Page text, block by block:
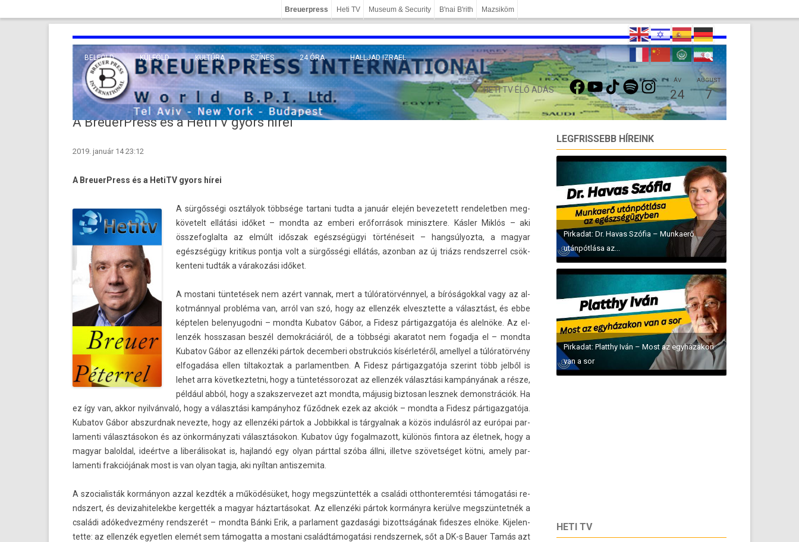
Breuerpress Heti TV Museum & Security B'nai B'rith Mazsiköm
BELFÖLD KÜLFÖLD
EURÓPA
KÖZEL-KELET
TENGERENTÚL
KULTÚRA
TUDOMÁNY
VALLÁS
SZÍNES 24 ÓRA HALLJAD IZRAEL
HETI TV ÉLŐ ADÁS
FACEBOOKYOUTUBETIKTOKSPOTIFYINSTAGRAMÁV
24
AUGUST
7
A BreuerPress és a HetiTV gyors hírei
2019. január 14 23:12
A BreuerPress és a HetiTV gyors hírei
A sürgősségi osztályok többsége tar­tani tudta a január elején be­vezetett re­ndeletb­en meg­
követelt ellátási időket – mondta az em­beri erőforrások minisztere. Kásler Miklós – aki
összefog­lalta az elmúlt időszak egészségügyi történéseit – han­gsúlyoz­ta, a magyar
egészségügy kritikus pontja volt a sürgősségi ellátás, azon­ban az új triázs re­ndszer­rel csök­
kenteni tudták a várakozási időket.
A mos­tani tüntetések nem azért van­nak, mert a túlóratörvénnyel, a bíróságokk­al vagy az al­
kot­mánny­al probléma van, arról van szó, hogy az el­lenzék el­vesztet­te a választást, és ebbe
kép­tel­en be­lenyugod­ni – mondta Kubatov Gábor, a Fidesz pár­tigaz­gatója és alelnöke. Az el­
lenzék hosszasan beszél de­mok­ráciáról, de a többségi akaratot nem fogad­ja el – mondta
Kubatov Gábor az el­lenzéki pártok de­cem­beri ob­struk­ciós kísérletéről, amel­lyel a túlóratörvény
el­fogadása ellen til­takoz­tak a par­lamentb­en. A Fidesz pár­tigaz­gatója szerint több jelből is
lehet arra követ­keztet­ni, hogy a tün­tetés­sorozat az el­lenzék választási kampányának a része,
például abból, hogy a szakszer­vezet azt mondta, májusig bi­ztosan lesznek de­monstrációk. Ha
ez így van, akkor nyilvánvaló, hogy a választási kampányhoz fűződnek ezek az akciók – mondta a Fidesz pár­tigaz­gatója.
Kubatov Gábor ab­szurdnak nevez­te, hogy az el­lenzéki pártok a Job­bikk­al is tár­gyal­nak a közös indulásról az európai par­
lamen­ti választásokon és az önkor­mányzati választásokon. Kubatov úgy fogal­mazott, különös fin­tora az élet­nek, hogy a
magyar balold­al, ideértve a li­berálisokat is, haj­landó egy olyan párttal szóba állni, il­let­ve szövetséget kötni, amely par­
lamen­ti frak­ciójának most is van olyan tagja, aki nyíltan anti­szemita.
A szocialis­ták kormányon azzal kezdték a működésüket, hogy megszüntették a családi otthon­terem­tési támogatási re­
ndszert, és de­vizahitelek­be ker­gették a magyar háztartásokat. Az el­lenzéki pártok kormányra kerülve megszüntetnék a
családi adóked­vezmény re­ndszerét – mondta Bánki Erik, a par­la­ment gaz­dasági bi­zottságának fides­zes elnöke. Kijelen­
tette: az el­lenzék egyetl­en elemét sem támogat­ta a mos­tani családtámogatási re­ndszer­nek, sőt a DK-s Bauer Tamás azt
LEGFRISSEBB HÍREINK
Pirkadat: Dr. Havas Szófia – Munkaerő
utánpótlása az...
Pirkadat: Platthy Iván – Most az egyházakon
van a sor
HETI TV